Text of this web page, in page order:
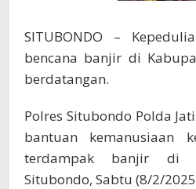
SITUBONDO –
bencana banjir di
berdatangan.
Polres Situbondo Polda
bantuan kemanusiaan
terdampak banjir di
Situbondo, Sabtu (8/2/